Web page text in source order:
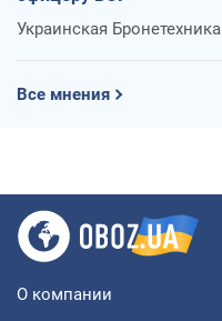
Украинская Бронетехника
Все мнения
О компании